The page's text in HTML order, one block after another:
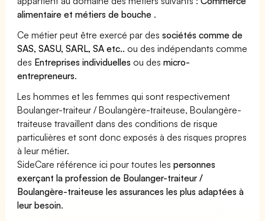
alimentaire et métiers de bouche .
Ce métier peut être exercé par dessociétés comme de
SAS, SASU, SARL, SA etc.. ou des indépendants comme
des Entreprises individuelles ou desmicro-
entrepreneurs.
Les hommes et les femmes qui sont respectivement
Boulanger-traiteur / Boulangère-traiteuse, Boulangère-
traiteuse travaillent dans des conditions de risque
particulières et sont donc exposés à des risques propres
à leur métier.
SideCare référence ici pour toutes lespersonnes
exerçant la profession de Boulanger-traiteur /
Boulangère-traiteuse les assurances les plus adaptées à
leur besoin.